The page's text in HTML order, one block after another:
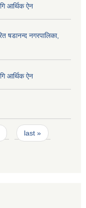
आर्थिक ऐन
षडानन्द नगरपालिका,
आर्थिक ऐन
last »